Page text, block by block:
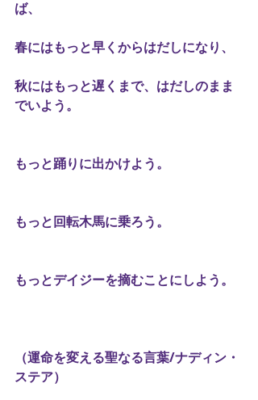
ば、
春にはもっと早くからはだしになり、
秋にはもっと遅くまで、はだしのまま
でいよう。
もっと踊りに出かけよう。
もっと回転木馬に乗ろう。
もっとデイジーを摘むことにしよう。
（運命を変える聖なる言葉/ナディン・
ステア）